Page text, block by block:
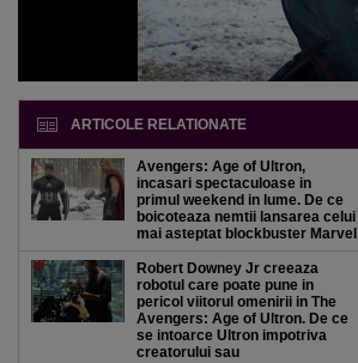
ARTICOLE RELATIONATE
Avengers: Age of Ultron,
incasari spectaculoase in
primul weekend in lume. De ce
boicoteaza nemtii lansarea celui
mai asteptat blockbuster Marvel
Robert Downey Jr creeaza
robotul care poate pune in
pericol viitorul omenirii in The
Avengers: Age of Ultron. De ce
se intoarce Ultron impotriva
creatorului sau